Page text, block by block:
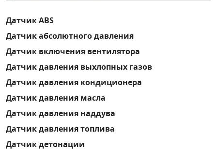
Датчик ABS
Датчик абсолютного давления
Датчик включения вентилятора
Датчик давления выхлопных газов
Датчик давления кондиционера
Датчик давления масла
Датчик давления наддува
Датчик давления топлива
Датчик детонации